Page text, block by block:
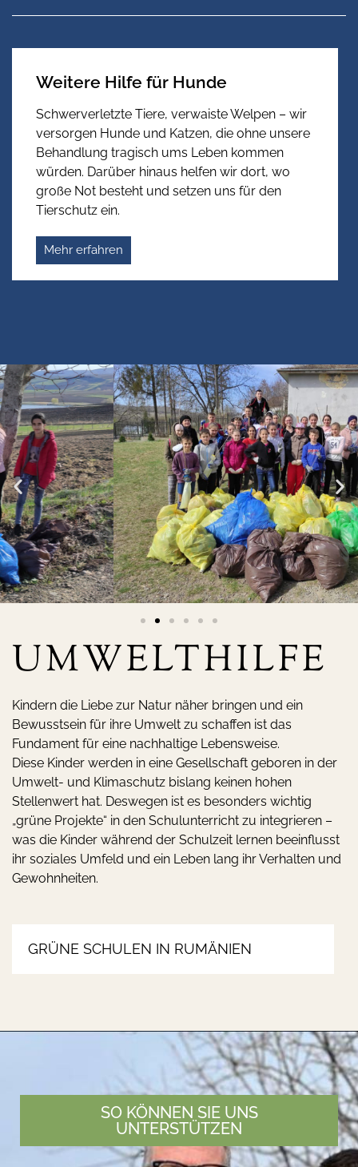
Weitere Hilfe für Hunde
Schwerverletzte Tiere, verwaiste Welpen – wir
versorgen Hunde und Katzen, die ohne unsere
Behandlung tragisch ums Leben kommen
würden. Darüber hinaus helfen wir dort, wo
große Not besteht und setzen uns für den
Tierschutz ein.
Mehr erfahren
UMWELT­HILFE
Kindern die Liebe zur Natur näher bringen und ein
Bewusstsein für ihre Umwelt zu schaffen ist das
Fundament für eine nachhaltige Lebensweise.
Diese Kinder werden in eine Gesellschaft geboren in der
Umwelt- und Klimaschutz bislang keinen hohen
Stellenwert hat. Deswegen ist es besonders wichtig
„grüne Projekte“ in den Schulunterricht zu integrieren –
was die Kinder während der Schulzeit lernen beeinflusst
ihr soziales Umfeld und ein Leben lang ihr Verhalten und
Gewohnheiten.
GRÜNE SCHULEN IN RUMÄNIEN
SO KÖNNEN SIE UNS
UNTERSTÜTZEN